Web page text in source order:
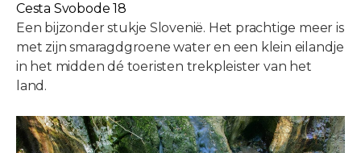
Cesta Svobode 18
Een bijzonder stukje Slovenië. Het prachtige meer is
met zijn smaragdgroene water en een klein eilandje
in het midden dé toeristen trekpleister van het
land.